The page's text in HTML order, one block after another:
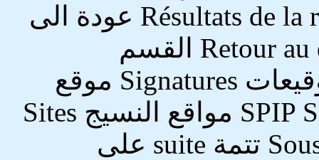
ce message نتائج البحث Résultats de la recherche عودة الى
بداية المنتديات Retour au début des forums القسم
Rubrique الأقسام Rubriques التوقيعات Signatures موقع
صمم بنظام SPIP Site réalisé avec SPIP مواقع النسيج Sites
Web الأقسام الفرعية Sous-rubriques تتمة suite على